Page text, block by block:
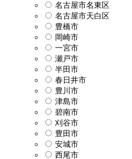
名古屋市名東区
名古屋市天白区
豊橋市
岡崎市
一宮市
瀬戸市
半田市
春日井市
豊川市
津島市
碧南市
刈谷市
豊田市
安城市
西尾市